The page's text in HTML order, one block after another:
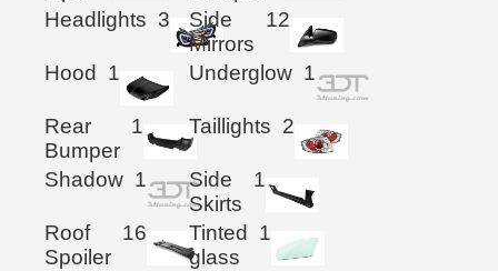
Headlights 3
Side
Mirrors
12
Hood 1 Underglow 1
Rear
Bumper
1 Taillights 2
Shadow 1
Side
Skirts
1
Roof
Spoiler
16
Tinted
glass
1